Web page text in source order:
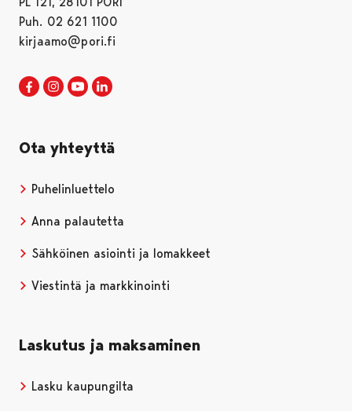
Puh. 02 621 1100
kirjaamo@pori.fi
Porin kaupunki Facebookissa
Avautuu uudessa välilehdessä
Porin kaupunki Instagramissa
Avautuu uudessa välilehdessä
Porin kaupunki Youtubessa
Avautuu uudessa välilehdessä
Ota yhteyttä
Puhelinluettelo
Anna palautetta
Sähköinen asiointi ja lomakkeet
Viestintä ja markkinointi
Laskutus ja maksaminen
Lasku kaupungilta